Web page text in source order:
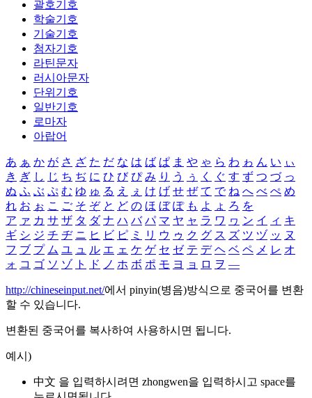
괄호기호
학술기호
기술기호
첨자기호
라틴문자
러시아문자
단위기호
일반기호
로마자
아랍어
あ ぁ か が さ ざ た だ な は ば ぱ ま や ゃ ら わ ゎ ん い ぃ
き ぎ し じ ち ぢ に ひ び ぴ み り う ぅ く ぐ す ず つ づ っ
ぬ ふ ぶ ぷ む ゆ ゅ る え ぇ け げ せ ぜ て で ね へ べ ぺ め
れ お ぉ こ ご そ ぞ と ど の ほ ぼ ぽ も よ ょ ろ を
ア ァ カ サ ザ タ ダ ナ ハ バ パ マ ヤ ャ ラ ワ ヮ ン イ ィ キ
ギ シ ジ チ ヂ ニ ヒ ビ ピ ミ リ ウ ゥ ク グ ス ズ ツ ヅ ッ ヌ
フ ブ プ ム ユ ュ ル エ ェ ケ ゲ セ ゼ テ デ ヘ ベ ペ メ レ オ
ォ コ ゴ ソ ゾ ト ド ノ ホ ボ ポ モ ヨ ョ ロ ヲ ―
http://chineseinput.net/에서 pinyin(병음)방식으로 중국어를 변환
할 수 있습니다.
변환된 중국어를 복사하여 사용하시면 됩니다.
예시)
中文 을 입력하시려면 zhongwen을 입력하시고 space를